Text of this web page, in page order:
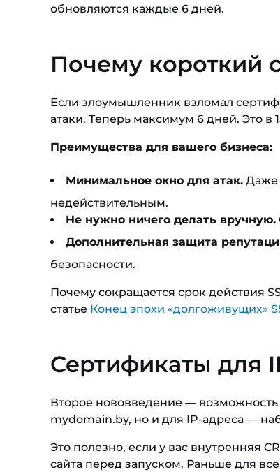
обновляются каждые 6 дней.
Почему короткий
Если злоумышленник взломал
атаки. Теперь максимум 6 дней. Это в
Преимущества для вашего бизнеса:
Минимальное окно для атак. Даже
недействительным.
Не нужно ничего делать вручную.
Дополнительная защита
безопасности.
Почему сокращается срок действия
статье Конец эпохи «долгоживущих»
Сертификаты для
Второе нововведение — возможность
mydomain.by, но и для IP-адреса —
Это полезно, если у вас внутренняя
сайта перед запуском. Раньше для